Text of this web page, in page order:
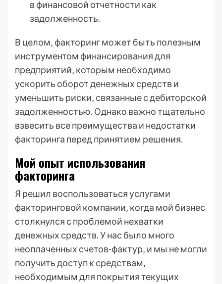
в финансовой отчетности как
задолженность.
В целом‚ факторинг может быть полезным
инструментом финансирования для
предприятий‚ которым необходимо
ускорить оборот денежных средств и
уменьшить риски‚ связанные с дебиторской
задолженностью. Однако важно тщательно
взвесить все преимущества и недостатки
факторинга перед принятием решения.
Мой опыт использования
факторинга
Я решил воспользоваться услугами
факторинговой компании‚ когда мой бизнес
столкнулся с проблемой нехватки
денежных средств. У нас было много
неоплаченных счетов-фактур‚ и мы не могли
получить доступ к средствам‚
необходимым для покрытия текущих